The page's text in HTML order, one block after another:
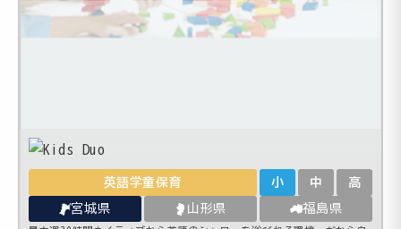
英語学童保育 小 中 高
宮城県 山形県 福島県